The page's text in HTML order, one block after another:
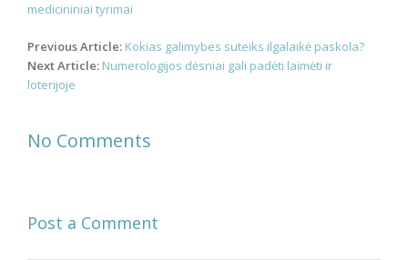
medicininiai tyrimai
Post
navigation
Previous Article: Kokias galimybes suteiks ilgalaikė paskola?
Next Article: Numerologijos dėsniai gali padėti laimėti ir
loterijoje
No Comments
Post a Comment